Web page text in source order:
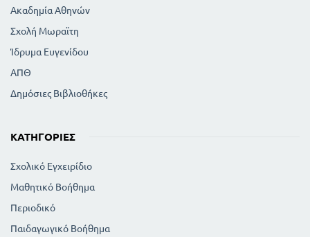
Ακαδημία Αθηνών
Σχολή Μωραϊτη
Ίδρυμα Ευγενίδου
ΑΠΘ
Δημόσιες Βιβλιοθήκες
ΚΑΤΗΓΟΡΊΕΣ
Σχολικό Εγχειρίδιο
Μαθητικό Βοήθημα
Περιοδικό
Παιδαγωγικό Βοήθημα